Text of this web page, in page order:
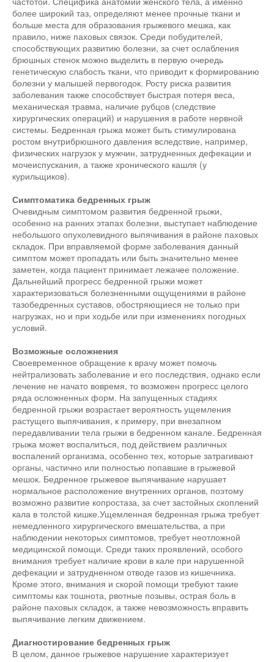
более широкий таз, определяют менее прочные ткани и
больше места для образования грыжевого мешка, как
правило, ниже паховых связок. Среди побудителей,
способствующих развитию болезни, за счет ослабления
брюшных стенок можно выделить в первую очередь
генетическую слабость ткани, что приводит к формированию
болезни у малышей первогодок. Росту риска развития
заболевания также способствует быстрая потеря веса,
механическая травма, наличие рубцов (следствие
хирургических операций) и нарушения в работе нервной
системы. Бедренная грыжа может быть стимулирована
ростом внутрибрюшного давления вследствие, например,
физических нагрузок у мужчин, затрудненных дефекации и
мочеиспускания, а также хронического кашля (у
курильщиков).
Симптоматика бедренных грыж
Очевидным симптомом развития бедренной грыжи,
особенно на ранних этапах болезни, выступает наблюдение
небольшого опухолевидного выпячивания в районе паховых
складок. При вправляемой форме заболевания данный
симптом может пропадать или быть значительно менее
заметен, когда пациент принимает лежачее положение.
Дальнейший прогресс бедренной грыжи может
характеризоваться болезненными ощущениями в районе
тазобедренных суставов, обостряющиеся не только при
нагрузках, но и при ходьбе или при изменениях погодных
условий.
Возможные осложнения
Своевременное обращение к врачу может помочь
нейтрализовать заболевание и его последствия, однако если
лечение не начато вовремя, то возможен прогресс целого
ряда осложненных форм. На запущенных стадиях
бедренной грыжи возрастает вероятность ущемления
растущего выпячивания, к примеру, при внезапном
передавливании тела грыжи в бедренном канале. Бедренная
грыжа может воспалиться, под действием различных
воспалений организма, особенно тех, которые затрагивают
органы, частично или полностью попавшие в грыжевой
мешок. Бедренное грыжевое выпячивание нарушает
нормальное расположение внутренних органов, поэтому
возможно развитие копростаза, за счет застойных скоплений
кала в толстой кишке.Ущемленная бедренная грыжа требует
немедленного хирургического вмешательства, а при
наблюдении некоторых симптомов, требует неотложной
медицинской помощи. Среди таких проявлений, особого
внимания требует наличие крови в кале при нарушенной
дефекации и затрудненном отводе газов из кишечника.
Кроме этого, внимания и скорой помощи требуют такие
симптомы как тошнота, рвотные позывы, острая боль в
районе паховых складок, а также невозможность вправить
выпячивание легким движением.
Диагностирование бедренных грыж
В целом, данное грыжевое нарушение характеризует